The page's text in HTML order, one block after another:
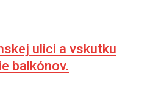
ulici a vskutku
balkónov.